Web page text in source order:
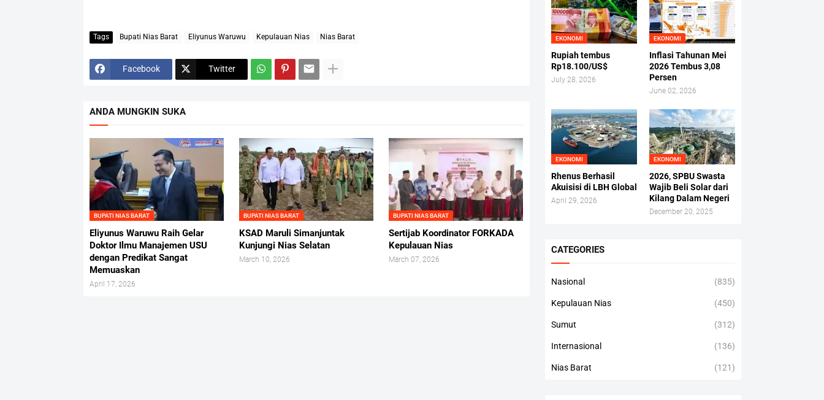
Tags Bupati Nias Barat Eliyunus Waruwu Kepulauan Nias Nias Barat
Facebook Twitter
ANDA MUNGKIN SUKA
BUPATI NIAS BARAT
Eliyunus Waruwu Raih Gelar
Doktor Ilmu Manajemen USU
dengan Predikat Sangat
Memuaskan
April 17, 2026
BUPATI NIAS BARAT
KSAD Maruli Simanjuntak
Kunjungi Nias Selatan
March 10, 2026
BUPATI NIAS BARAT
Sertijab Koordinator FORKADA
Kepulauan Nias
March 07, 2026
EKONOMI
Rupiah tembus
Rp18.100/US$
July 28, 2026
EKONOMI
Inflasi Tahunan Mei
2026 Tembus 3,08
Persen
June 02, 2026
EKONOMI
Rhenus Berhasil
Akuisisi di LBH Global
April 29, 2026
EKONOMI
2026, SPBU Swasta
Wajib Beli Solar dari
Kilang Dalam Negeri
December 20, 2025
CATEGORIES
Nasional (835)
Kepulauan Nias (450)
Sumut (312)
Internasional (136)
Nias Barat (121)